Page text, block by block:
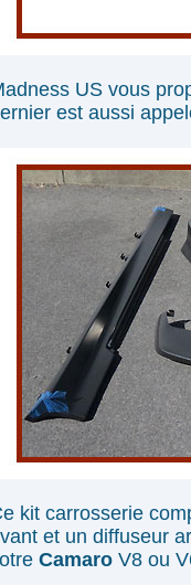
US vous
est aussi
kit carrosserie
et un diffuseur
Camaro V8 ou